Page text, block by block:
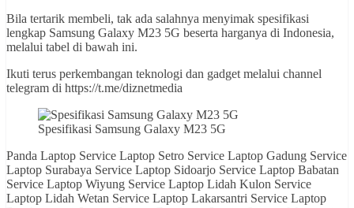
Bila tertarik membeli, tak ada salahnya menyimak spesifikasi
lengkap Samsung Galaxy M23 5G beserta harganya di Indonesia,
melalui tabel di bawah ini.
Ikuti terus perkembangan teknologi dan gadget melalui channel
telegram di https://t.me/diznetmedia
Spesifikasi Samsung Galaxy M23 5G
Panda Laptop Service Laptop Setro Service Laptop Gadung Service Laptop Surabaya Service Laptop Sidoarjo Service Laptop Babatan Service Laptop Wiyung Service Laptop Lidah Kulon Service Laptop Lidah Wetan Service Laptop Lakarsantri Service Laptop Randegansari Service Laptop Driyorejo Service Laptop Menganti Service Laptop Gunung Sari Indah Service Laptop Wiyung Indah Service Laptop Karangan Mulya Service Laptop Wiyung Pratama Service Laptop Babatan Pratama Service Laptop Babatan Pilang Service Laptop Babatan Mukti Service Laptop Graha Sampoerna Service Laptop Lembah Harapan Service Laptop Forest Mansion Service Laptop Puri Lidah Servis Laptop Surabaya Barat Servis Laptop Wiyung Servis Laptop Kedurus Servis Laptop Karangpilang Servis Laptop Sepanjang Servis Laptop Sidoarjo Sistem Klinik Sistem Farmasi Sistem Rumah Sakit (Sistem Informasi Manajemen Rumah Sakit SIMRS) Sistem FnB (Food and Beverage) Sistem Perhotelan Sistem CRM (Customer Relation Management) Sistem POS (Point of Sales) SISDM (Sistem Informasi SDM Human Resource Information System HRIS) Sistem Keuangan Sistem Akuntansi Sistem Logistik Sistem Inventory Control Sistem Rencana Produksi (PPIC Production Planning) Sistem Forecasting (Peramalan) Sistem Klinik Terlengkap Sistem Farmasi Terlengkap Sistem Rumah Sakit (Sistem Informasi Manajemen Rumah Sakit SIMRS) Terlengkap Sistem FnB (Food and Beverage) Terlengkap Sistem Perhotelan Terlengkap Sistem CRM (Customer Relation Management) Terlengkap Sistem POS (Point of Sales) Terlengkap SISDM (Sistem Informasi SDM Terlengkap Human Resource Information System HRIS) Terlengkap Sistem Keuangan Terlengkap Sistem Akuntansi Terlengkap Sistem Logistik Terlengkap Sistem Inventory Control Terlengkap Sistem Rencana Produksi (PPIC Production Planning) Terlengkap Sistem Forecasting (Peramalan) Terlengkap Sistem Klinik Termurah Sistem Farmasi Termurah Sistem Rumah Sakit (Sistem Informasi Manajemen Rumah Sakit SIMRS) Termurah Sistem FnB (Food and Beverage) Termurah Sistem Perhotelan Termurah Sistem CRM (Customer Relation Management) Termurah Sistem POS (Point of Sales) Termurah SISDM (Sistem Informasi SDM Termurah Human Resource Information System HRIS) Termurah Sistem Keuangan Termurah Sistem Akuntansi Termurah Sistem Logistik Termurah Sistem Inventory Control Termurah Sistem Rencana Produksi (PPIC Production Planning) Termurah Sistem Forecasting (Peramalan) Termurah Sistem Klinik Paling Lengkap Sistem Farmasi Paling Lengkap Sistem Rumah Sakit (Sistem Informasi Manajemen Rumah Sakit SIMRS) Paling Lengkap Sistem FnB (Food and Beverage) Paling Lengkap Sistem Perhotelan Paling Lengkap Sistem CRM (Customer Relation Management) Paling Lengkap Sistem POS (Point of Sales) Paling Lengkap SISDM (Sistem Informasi SDM Paling Lengkap Human Resource Information System HRIS) Paling Lengkap Sistem Keuangan Paling Lengkap Sistem Akuntansi Paling Lengkap Sistem Logistik Paling Lengkap Sistem Inventory Control Paling Lengkap Sistem Rencana Produksi (PPIC Production Planning) Paling Lengkap Sistem Forecasting (Peramalan) Paling Lengkap Sistem Klinik Paling Murah Sistem Farmasi Paling Murah Sistem Rumah Sakit (Sistem Informasi Manajemen Rumah Sakit SIMRS) Paling Murah Sistem FnB (Food and Beverage) Paling Murah Sistem Perhotelan Paling Murah Sistem CRM (Customer Relation Management) Paling Murah Sistem POS (Point of Sales) Paling Murah SISDM (Sistem Informasi SDM Paling Murah Human Resource Information System HRIS) Paling Murah Sistem Keuangan Paling Murah Sistem Akuntansi Paling Murah Sistem Logistik Paling Murah Sistem Inventory Control Paling Murah Sistem Rencana Produksi (PPIC Production Planning) Paling Murah Sistem Forecasting (Peramalan) Paling Murah Sistem Klinik Gratis Sistem Farmasi Gratis Sistem Rumah Sakit (Sistem Informasi Manajemen Rumah Sakit SIMRS) Gratis Sistem FnB (Food and Beverage) Gratis Sistem Perhotelan Gratis Sistem CRM (Customer Relation Management) Gratis Sistem POS (Point of Sales) Gratis SISDM (Sistem Informasi SDM Gratis Human Resource Information System HRIS) Gratis Sistem Keuangan Gratis Sistem Akuntansi Gratis Sistem Logistik Gratis Sistem Inventory Control Gratis Sistem Rencana Produksi (PPIC Production Planning) Gratis Sistem Forecasting (Peramalan) Gratis Sistem Laboratorium Termurah Sistem Laboratorium Terlengkap Sistem Laboratorium Paling Murah Sistem Laboratorium Paling Lengkap Sistem Laboratorium Gratis Laboratory Information System Gratis Laboratory Information System Termurah Laboratory Information System Terlengkap Laboratory Information System Paling Murah Laboratory Information System Paling Lengkap Radiology Information System Gratis Radiology Information System Termurah Radiology Information System Terlengkap Radiology Information System Paling Murah Radiology Information System Paling Lengkap Sistem Radiologi Termurah Sistem Radiologi Terlengkap Sistem Radiologi Paling Murah Sistem Radiologi Paling Lengkap Sistem Radiologi Gratis Hospital Information System Gratis Hospital Information System Termurah Hospital Information System Terlengkap Hospital Information System Paling Murah Hospital Information System Paling Lengkap PACS Gratis PACS Termurah PACS Terlengkap PACS Paling Murah PACS Paling Lengkap RIS Gratis RIS Termurah RIS Terlengkap RIS Paling Murah RIS Paling Lengkap LIS Gratis LIS Termurah LIS Terlengkap LIS Paling Murah LIS Paling Lengkap HIS Gratis HIS Termurah HIS Terlengkap HIS Paling Murah HIS Paling Lengkap berita android terbaru artikel hardware hp samsung layar lengkung info teknologi terbaru teknologi terbaru 5g hp layar lengkung murah galeri smartphone hp layar lengkung termurah vendor hris indonesia hp snapdragon 888 termurah samsung layar lengkung termurah oppo layar lengkung teknologi tv terbaru hp samsung layar lengkung vendor simrs indonesia CRM Terbaik CRM Termurah SISDM Terbaik SISDM Termurah HRIS Terbaik HRIS Termurah Sistem Farmasi Terbaik Sistem Farmasi Termurah Sistem Farmasi termudah sistem farmasi paling mudah SIE termudah SIE paling mudah SIMRS termudah SIMRS paling mudah SIRS termudah SIRS paling mudah Sistem Informasi Manajemen RS termudah Sistem Informasi Manajemen RS paling mudah SIE Terbaik SIMRS Terbaik ERP Terbaik Sistem Logistik Terbaik Sistem Purchasing Terbaik Sistem Pengadaan Terbaik Sistem Akuntansi Terbaik Sistem Informasi Manajemen RS Terbaik Sistem Manufaktur Terbaik Sistem Informasi Manufaktur Terbaik Sistem Informasi SDM Terbaik Sistem Informasi Rumah Sakit Terbaik SIE Murah SIE Terjangkau SIMRS Murah SIMRS Terjangkau SIMRS Termurah SIMRS Gratis SIMRS Terbaru SIRS Murah SIRS Terjangkau SIRS Termurah SIRS Gratis SIRS Terbaru ERP Terbaru ERP Termurah ERP Terjangkau ERP Gratis Sistem Logistik Logistics System Sistem Akuntansi Accounting System Sistem Purchasing Hospital Information System HIS Sistem Informasi Manajemen Rumah Sakit Sistem Informasi Manajemen RS Sistem Informasi RS Sistem Informasi Enterprise Sistem Informasi Rumah Sakit SIRS Sistem Informasi Manufaktur Sistem Informasi SDM Apotek Farmasi Rawat Jalan Rawat Inap Rawat Luka Dokter Paramedis Perawat ICU HCU ICCU IGD ER RM Rekam Medis Fisioterapi Rehabilitasi Medis Laboratorium Radiologi Komite Medik Admisi Discharge Poli Poliklinik Produksi Perencanaan HRD HRIS Sistem Enterprise Sistem Informasi Enterprise Human Resource IT Helpdesk KSO Kerja Sama Operasional Realisasi Produksi Android Studio Xamarin Microsoft SQL Server SQLServer Windows Server Production Planning Inventory Control PPIC Diznet Indo Zahira Datacube Enterprise Sistem Informasi Hotel Sistem Informasi Manajemen Hotel SIM Rumah Sakit Sistem Hotel Sistem Restoran Sistem Restaurant Sistem Manajemen Restoran Sistem Manajemen Restaurant Sistem Penjualan Point of Sales POS Sistem Informasi Manufaktur SIMANU Sistem Informasi Rumah Sakit SIRS Sistem Informasi Manajemen Rumah Sakit SIMRS Sistem IGD Instalasi Gawat Darurat Instalasi Rawat Jalan IRJ Instalasi Rawat Inap IRNA Instalasi Laboratorium Instalasi Radiologi Pelayanan Medis Pelayanan Medik Komite Medik Komdik Akreditasi Rumah Sakit Akreditasi RS Akreditasi Hotel Akreditasi Perhotelan Sistem Perhotelan Sistem Perencanaan Sistem Perencanaan Produksi Sistem Laboratorium Sistem Radiologi Instalasi Rehabilitasi Medis Instalasi Rehabilitasi Medik IRM Sistem Manajemen Hotel Koperasi Simpan Pinjam KSP Pinjaman Online Pinjol Aplikasi Hotel Aplikasi Perhotelan Sistem Informasi Perhotelan Sistem Informasi HRD Sistem HRD Sistem SDM Aplikasi SDM Aplikasi HRD Aplikasi Koperasi Sistem Koperasi Sistem Informasi Koperasi KRS Keluar Rumah Sakit Keluar RS Masuk Rumah Sakit MRS Masuk RS Sistem Informasi Laboratorium PACS Sistem Informasi Radiologi Picture Archiving and Communication System LIS RIS Radiology Information System Laboratory Information System Laboratorium Information System RJ45 RJ-45 RJ11 RJ-11 Enterprise Resource Planning Perawat Sistem Perawat Sistem Informasi Perawat Sistem Keperawatan Sistem Informasi Keperawatan Human Resource Department Human Resources Department KSO Termurah KSO Murah KSO Terjangkau Kerja Sama Operasional Murah Kerja Sama Operasional Termurah Kerja Sama Operasional Terjangkau Program Gratis Aplikasi Gratis Kerja Sama Operasional Gratis Bantuan Gratis Program Bantuan Program Aplikasi Bantuan Aplikasi Sistem Bantuan Sistem diznet indo zahira zahir indozahira indozahir zahirindo zahiraindo advertising sosial media sosialmedia sosialmediaadvertising mediaadvertising sosialadvertising sosialmediamarketing sosial media marketing mediamarketing sosialmarketing sosialmediamarketing cold storage mesin produksi es balok mesin es balok dizindo diz diznet diznetindo diznet indo zahir diznetindozahir diznetindozahira diznet indo zahira chiller freezer ruang pendingin ruang es diznet cold storage diznet custom cold storage jual mesin produksi es balok jual cold storage jual freezer storage jual chiller storage diznet indo zahira indo zahir indozahir indozahira datacube diz dizindo sistem adalah sistem enterprise adalah sistem informasi enterprise adalah enterprise sistem adal